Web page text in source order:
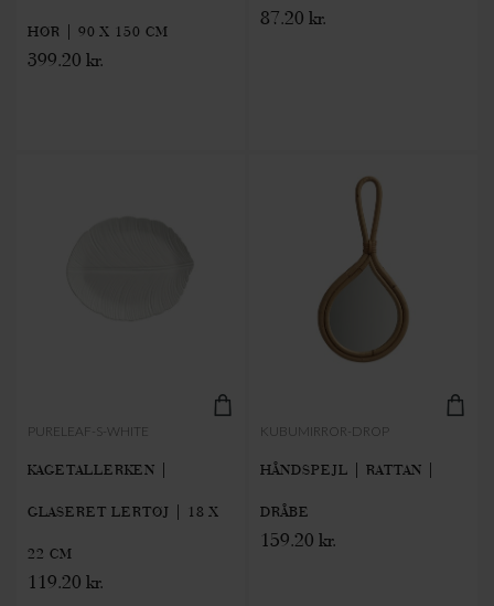
HØR | 90 X 150 CM
399.20 kr.
87.20 kr.
PURELEAF-S-WHITE
KAGETALLERKEN |
GLASERET LERTØJ | 18 X
22 CM
119.20 kr.
KUBUMIRROR-DROP
HÅNDSPEJL | RATTAN |
DRÅBE
159.20 kr.